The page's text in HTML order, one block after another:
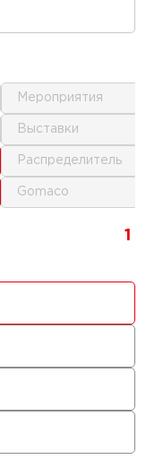
1
мероприятия
выставки
распределитель
gomaco